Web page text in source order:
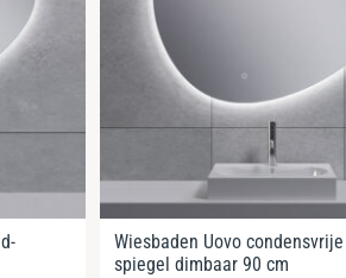
Wiesbaden Uovo
spiegel dimbaar 90 cm